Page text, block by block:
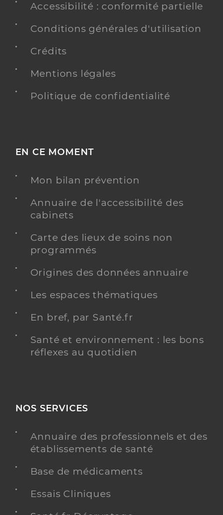
Accessibilité : conformité partielle
Conditions générales d'utilisation
Crédits
Mentions légales
Politique de confidentialité
EN CE MOMENT
Mon bilan prévention
Annuaire de l'accessibilité des
cabinets
Carte des lieux de soins non
programmés
Origines des données annuaire
Les espaces thématiques
En bref, par Santé.fr
Santé et environnement : les bons
réflexes au quotidien
NOS SERVICES
Annuaire des professionnels et des
établissements de santé
Base de médicaments
Essais Cliniques